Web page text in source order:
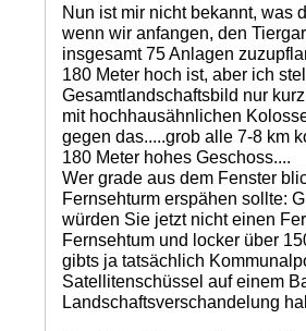
Nun ist mir nicht bekannt, was
wenn wir anfangen, den
insgesamt 75 Anlagen
180 Meter hoch ist, aber ich
Gesamtlandschaftsbild nur
mit hochhausähnlichen
gegen das.....grob alle 7-8 km
180 Meter hohes Geschoss....
Wer grade aus dem Fenster
Fernsehturm erspähen sollte:
würden Sie jetzt nicht einen
Fernsehtum und locker über
gibts ja tatsächlich
Satellitenschüssel auf einem
Landschaftsverschandelung